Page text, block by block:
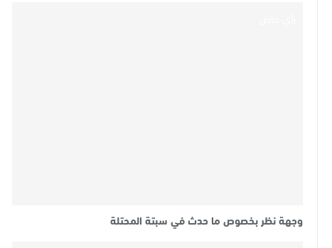
وجهة نظر بخصوص ما حدث في سبتة المحتلة